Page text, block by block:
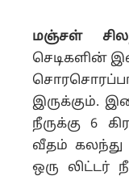
மஞ்சள்
செடிகளின்
இருக்கும்.
நீருக்கு 6
வீதம் கலந்து
ஒரு லிட்டர்